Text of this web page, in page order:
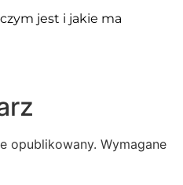
jest i jakie ma
opublikowany. Wymagane